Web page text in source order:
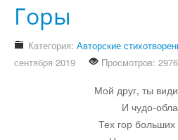
Горы
Категория: Авторские
сентября 2019
Просмотров: 2976
Мой друг, ты
И чудо-
Тех гор